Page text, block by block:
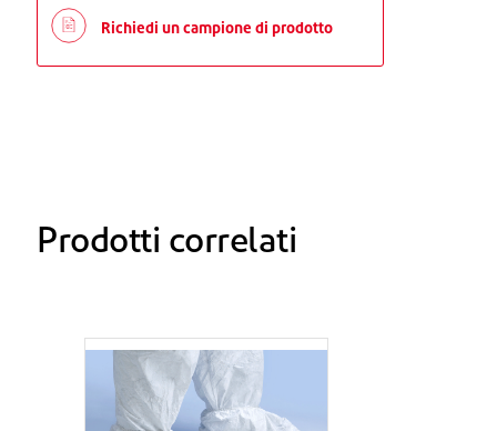
Richiedi un campione di prodotto
Prodotti correlati